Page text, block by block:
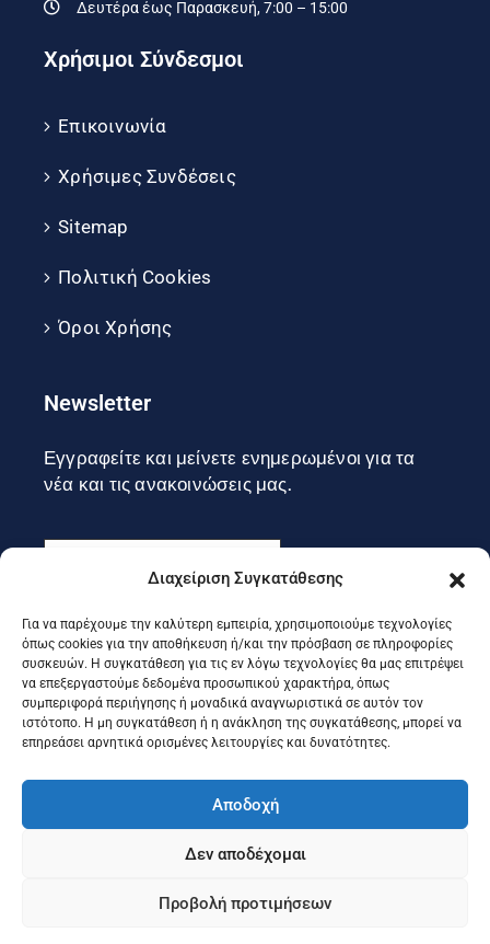
Διαχείριση Συγκατάθεσης
Για να παρέχουμε την καλύτερη εμπειρία, χρησιμοποιούμε τεχνολογίες
όπως cookies για την αποθήκευση ή/και την πρόσβαση σε πληροφορίες
συσκευών. Η συγκατάθεση για τις εν λόγω τεχνολογίες θα μας επιτρέψει
να επεξεργαστούμε δεδομένα προσωπικού χαρακτήρα, όπως
συμπεριφορά περιήγησης ή μοναδικά αναγνωριστικά σε αυτόν τον
ιστότοπο. Η μη συγκατάθεση ή η ανάκληση της συγκατάθεσης, μπορεί να
επηρεάσει αρνητικά ορισμένες λειτουργίες και δυνατότητες.
Αποδοχή
Δεν αποδέχομαι
Προβολή προτιμήσεων
Δευτέρα έως Παρασκευή, 7:00 – 15:00
Χρήσιμοι Σύνδεσμοι
Επικοινωνία
Χρήσιμες Συνδέσεις
Sitemap
Πολιτική Cookies
Όροι Χρήσης
Newsletter
Εγγραφείτε και μείνετε ενημερωμένοι για τα
νέα και τις ανακοινώσεις μας.
Εγγραφή
Ακολουθήστε μας στα social
©2025 Portal Επιμελητηρίου Κέρκυρας, Designed & Developed